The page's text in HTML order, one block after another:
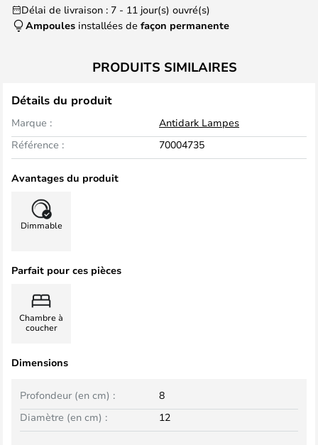
Délai de livraison : 7 - 11 jour(s) ouvré(s)
Ampoules installées de façon permanente
PRODUITS SIMILAIRES
Détails du produit
Marque :
Antidark Lampes
Référence :
70004735
Avantages du produit
Dimmable
Parfait pour ces pièces
Chambre à
coucher
Dimensions
Profondeur (en cm) :
8
Diamètre (en cm) :
12